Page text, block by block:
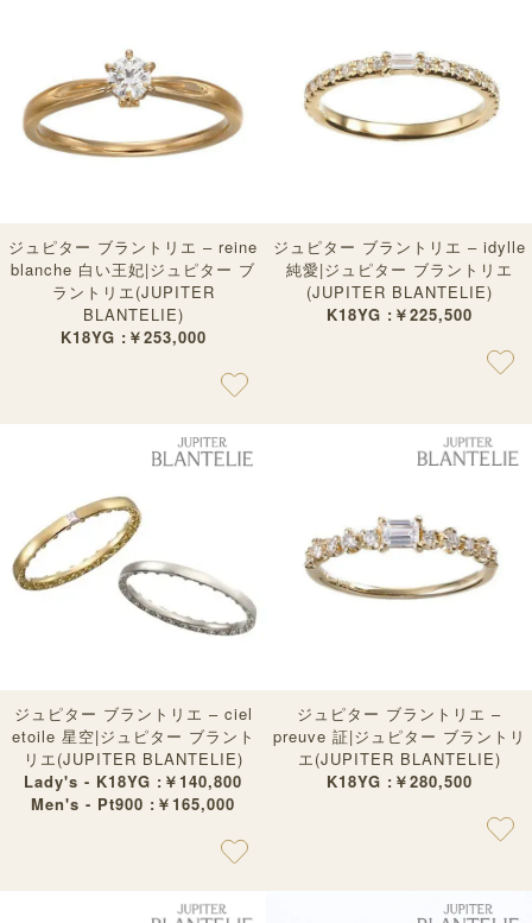
ジュピター ブラントリエ – reine
blanche 白い王妃|ジュピター ブ
ラントリエ(JUPITER
BLANTELIE)
K18YG :￥253,000
ジュピター ブラントリエ – idylle
純愛|ジュピター ブラントリエ
(JUPITER BLANTELIE)
K18YG :￥225,500
ジュピター ブラントリエ – ciel
etoile 星空|ジュピター ブラント
リエ(JUPITER BLANTELIE)
Lady's - K18YG :￥140,800
Men's - Pt900 :￥165,000
ジュピター ブラントリエ –
preuve 証|ジュピター ブラントリ
エ(JUPITER BLANTELIE)
K18YG :￥280,500